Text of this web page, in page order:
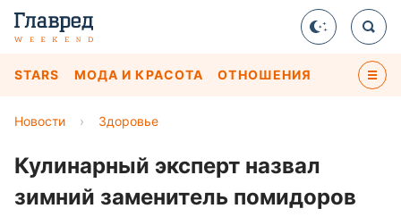
STARS МОДА И КРАСОТА ОТНОШЕНИЯ
Новости › Здоровье
Кулинарный эксперт назвал
зимний заменитель помидоров